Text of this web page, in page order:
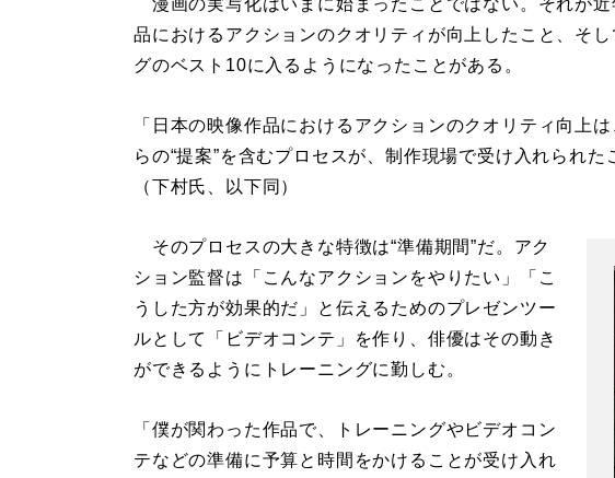
品におけるアクションのクオリティが向上したこと、そ
グのベスト10に入るようになったことがある。
「日本の映像作品におけるアクションのクオリティ向上
らの“提案”を含むプロセスが、制作現場で受け入れられた
（下村氏、以下同）
そのプロセスの大きな特徴は“準備期間”だ。アク
ション監督は「こんなアクションをやりたい」「こ
うした方が効果的だ」と伝えるためのプレゼンツー
ルとして「ビデオコンテ」を作り、俳優はその動き
ができるようにトレーニングに勤しむ。
「僕が関わった作品で、トレーニングやビデオコン
テなどの準備に予算と時間をかけることが受け入れ